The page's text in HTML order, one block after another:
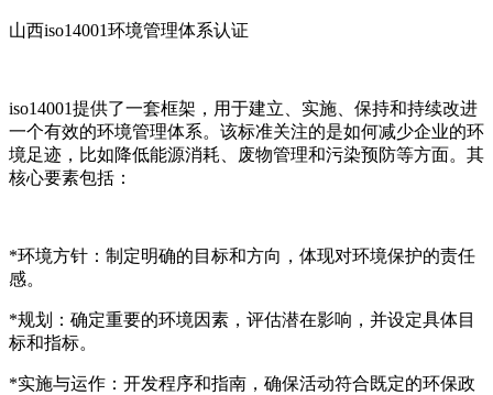
山西iso14001环境管理体系认证
iso14001提供了一套框架，用于建立、实施、保持和持续改进
一个有效的环境管理体系。该标准关注的是如何减少企业的环
境足迹，比如降低能源消耗、废物管理和污染预防等方面。其
核心要素包括：
*环境方针：制定明确的目标和方向，体现对环境保护的责任
感。
*规划：确定重要的环境因素，评估潜在影响，并设定具体目
标和指标。
*实施与运作：开发程序和指南，确保活动符合既定的环保政